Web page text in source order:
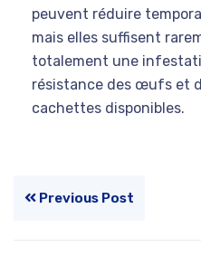
peuvent réduire
mais elles suffisent
totalement une
résistance des œufs et
cachettes disponibles.
Previous Post